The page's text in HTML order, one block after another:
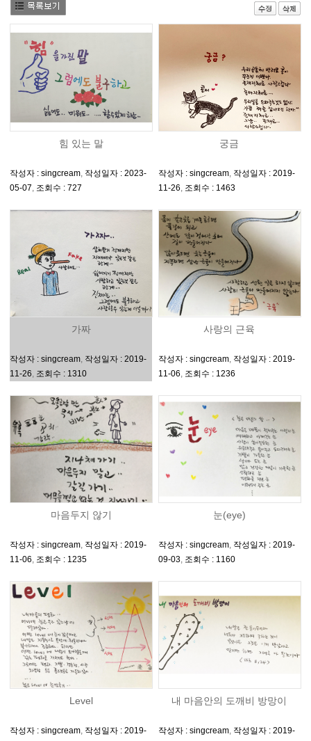
힘 있는 말
작성자 : singcream, 작성일자 : 2023-
05-07, 조회수 : 727
궁금
작성자 : singcream, 작성일자 : 2019-
11-26, 조회수 : 1463
가짜
작성자 : singcream, 작성일자 : 2019-
11-26, 조회수 : 1310
사랑의 근육
작성자 : singcream, 작성일자 : 2019-
11-06, 조회수 : 1236
마음두지 않기
작성자 : singcream, 작성일자 : 2019-
11-06, 조회수 : 1235
눈(eye)
작성자 : singcream, 작성일자 : 2019-
09-03, 조회수 : 1160
Level
작성자 : singcream, 작성일자 : 2019-
내 마음안의 도깨비 방망이
작성자 : singcream, 작성일자 : 2019-